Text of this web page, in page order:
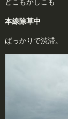
本線除草中
ばっかりで渋滞。